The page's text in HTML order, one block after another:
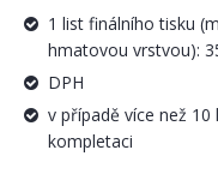
1 list finálního tisku
hmatovou vrstvou):
DPH
v případě více než
kompletaci